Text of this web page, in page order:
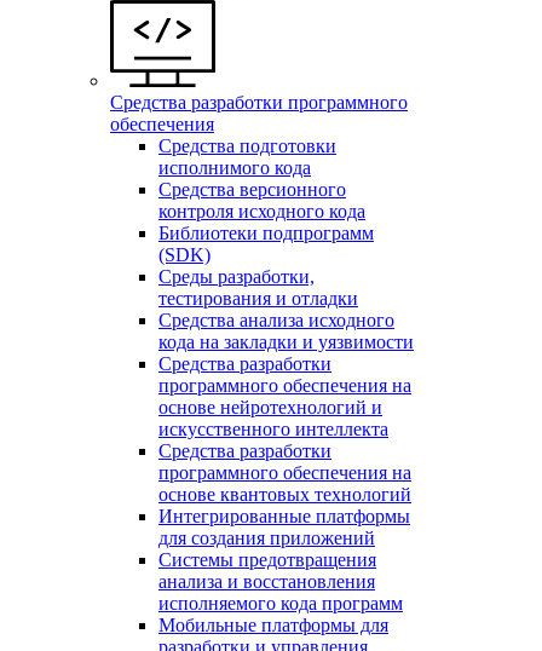
Средства разработки программного
обеспечения
Средства подготовки
исполнимого кода
Средства версионного
контроля исходного кода
Библиотеки подпрограмм
(SDK)
Среды разработки,
тестирования и отладки
Средства анализа исходного
кода на закладки и уязвимости
Средства разработки
программного обеспечения на
основе нейротехнологий и
искусственного интеллекта
Средства разработки
программного обеспечения на
основе квантовых технологий
Интегрированные платформы
для создания приложений
Системы предотвращения
анализа и восстановления
исполняемого кода программ
Мобильные платформы для
разработки и управления